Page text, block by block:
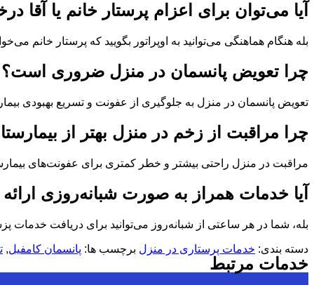
آیا می‌توان برای اعزام پرستار خانم یا آقا
بله هنگام هماهنگی می‌توانید به اوپراتور بگویید که پرستار خانم
چرا تعویض پانسمان در منزل ضروری است؟
تعویض پانسمان در منزل به جلوگیری از عفونت و تسریع بهبودی
چرا مراقبت از زخم در منزل بهتر از
مراقبت در منزل راحتی بیشتر و خطر کمتری برای عفونت‌های
آیا خدمات همراز به صورت شبانه‌روزی
بله، شما در هر ساعتی از شبانه‌روز می‌توانید برای دریافت خدمات
دسته بندی: خدمات پرستاری در منزل برچسب ها: پانسمان کامفیل,
خدمات مرتبط